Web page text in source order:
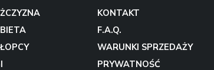
KONTAKT
F.A.Q.
WARUNKI SPRZEDAŻY
PRYWATNOŚĆ